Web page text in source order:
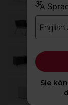
Transit
Bucks
English
Sie